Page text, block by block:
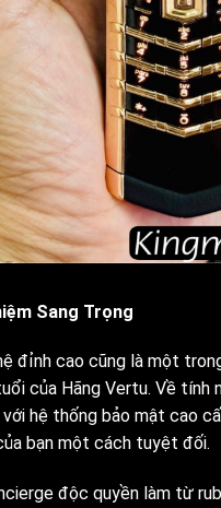
Sang Trọng
đỉnh cao cũng là một
của Hãng Vertu. Về tính
hệ thống bảo mật cao
bạn một cách tuyệt đối.
độc quyền làm từ